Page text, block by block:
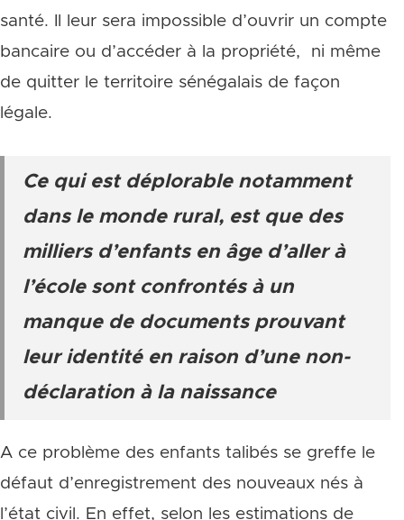
santé. Il leur sera impossible d’ouvrir un compte
bancaire ou d’accéder à la propriété, ni même
de quitter le territoire sénégalais de façon
légale.
Ce qui est déplorable notamment
dans le monde rural, est que des
milliers d’enfants en âge d’aller à
l’école sont confrontés à un
manque de documents prouvant
leur identité en raison d’une non-
déclaration à la naissance
A ce problème des enfants talibés se greffe le
défaut d’enregistrement des nouveaux nés à
l’état civil. En effet, selon les estimations de